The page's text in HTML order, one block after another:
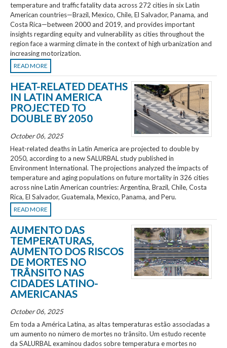
temperature and traffic fatality data across 272 cities in six Latin
American countries—Brazil, Mexico, Chile, El Salvador, Panama, and
Costa Rica—between 2000 and 2019, and provides important
insights regarding equity and vulnerability as cities throughout the
region face a warming climate in the context of high urbanization and
increasing motorization.
READ MORE
HEAT-RELATED DEATHS
IN LATIN AMERICA
PROJECTED TO
DOUBLE BY 2050
October 06, 2025
Heat-related deaths in Latin America are projected to double by
2050, according to a new SALURBAL study published in
Environment International. The projections analyzed the impacts of
temperature and aging populations on future mortality in 326 cities
across nine Latin American countries: Argentina, Brazil, Chile, Costa
Rica, El Salvador, Guatemala, Mexico, Panama, and Peru.
READ MORE
AUMENTO DAS
TEMPERATURAS,
AUMENTO DOS RISCOS
DE MORTES NO
TRÂNSITO NAS
CIDADES LATINO-
AMERICANAS
October 06, 2025
Em toda a América Latina, as altas temperaturas estão associadas a
um aumento no número de mortes no trânsito. Um estudo recente
da SALURBAL examinou dados sobre temperatura e mortes no